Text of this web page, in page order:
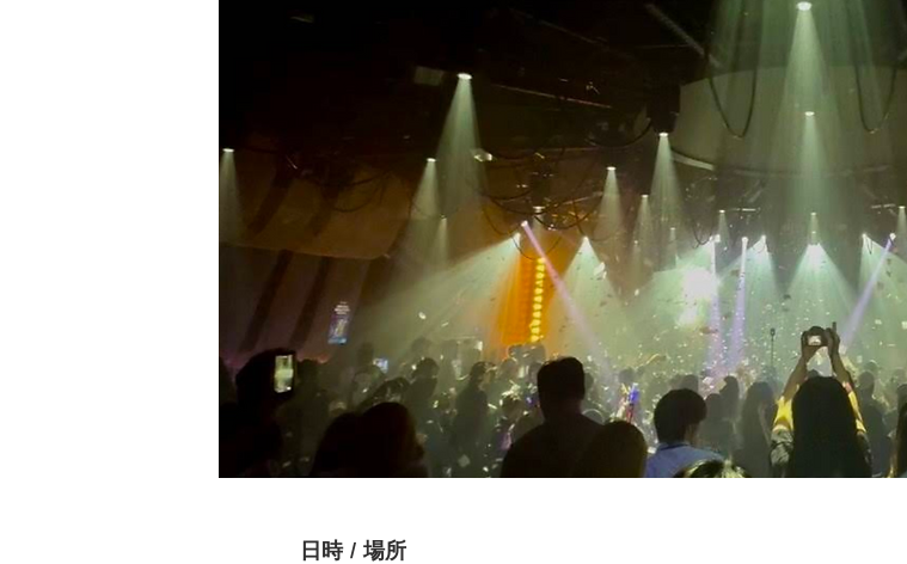
日時 / 場所